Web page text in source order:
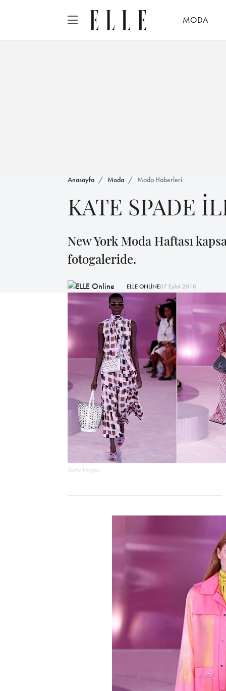
MODA
Anasayfa Moda Moda Haberleri
KATE SPADE
New York Moda Haftası
fotogaleride.
ELLE ONLİNE07 Eylül 2018
Getty Images